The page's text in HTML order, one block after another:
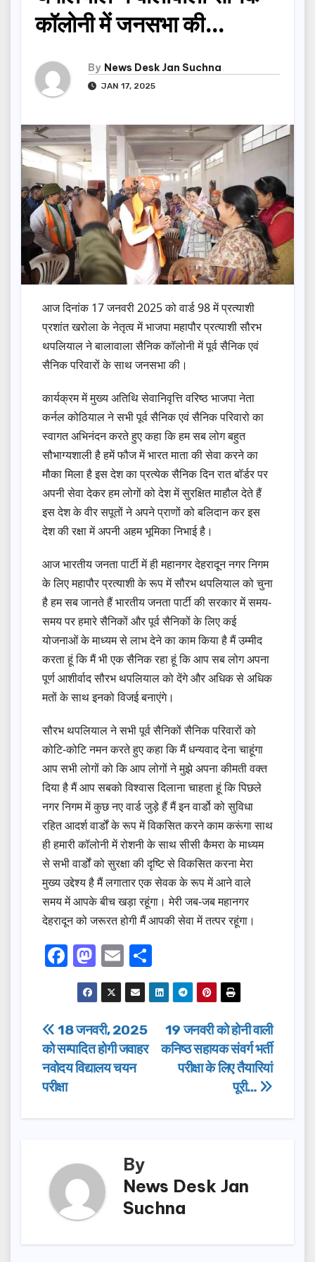
कॉलोनी में जनसभा की…
By News Desk Jan Suchna
JAN 17, 2025
आज दिनांक 17 जनवरी 2025 को वार्ड 98 में प्रत्याशी
प्रशांत खरोला के नेतृत्व में भाजपा महापौर प्रत्याशी सौरभ
थपलियाल ने बालावाला सैनिक कॉलोनी में पूर्व सैनिक एवं
सैनिक परिवारों के साथ जनसभा की।
कार्यक्रम में मुख्य अतिथि सेवानिवृत्ति वरिष्ठ भाजपा नेता
कर्नल कोठियाल ने सभी पूर्व सैनिक एवं सैनिक परिवारो का
स्वागत अभिनंदन करते हुए कहा कि हम सब लोग बहुत
सौभाग्यशाली है हमें फौज में भारत माता की सेवा करने का
मौका मिला है इस देश का प्रत्येक सैनिक दिन रात बॉर्डर पर
अपनी सेवा देकर हम लोगों को देश में सुरक्षित माहौल देते हैं
इस देश के वीर सपूतों ने अपने प्राणों को बलिदान कर इस
देश की रक्षा में अपनी अहम भूमिका निभाई है।
आज भारतीय जनता पार्टी में ही महानगर देहरादून नगर निगम
के लिए महापौर प्रत्याशी के रूप में सौरभ थपलियाल को चुना
है हम सब जानते हैं भारतीय जनता पार्टी की सरकार में समय-
समय पर हमारे सैनिकों और पूर्व सैनिकों के लिए कई
योजनाओं के माध्यम से लाभ देने का काम किया है मैं उम्मीद
करता हूं कि मैं भी एक सैनिक रहा हूं कि आप सब लोग अपना
पूर्ण आशीर्वाद सौरभ थपलियाल को देंगे और अधिक से अधिक
मतों के साथ इनको विजई बनाएंगे।
सौरभ थपलियाल ने सभी पूर्व सैनिकों सैनिक परिवारों को
कोटि-कोटि नमन करते हुए कहा कि मैं धन्यवाद देना चाहूंगा
आप सभी लोगों को कि आप लोगों ने मुझे अपना कीमती वक्त
दिया है मैं आप सबको विश्वास दिलाना चाहता हूं कि पिछले
नगर निगम में कुछ नए वार्ड जुड़े हैं मैं इन वार्डो को सुविधा
रहित आदर्श वार्डों के रूप में विकसित करने काम करूंगा साथ
ही हमारी कॉलोनी में रोशनी के साथ सीसी कैमरा के माध्यम
से सभी वार्डों को सुरक्षा की दृष्टि से विकसित करना मेरा
मुख्य उद्देश्य है मैं लगातार एक सेवक के रूप में आने वाले
समय में आपके बीच खड़ा रहूंगा। मेरी जब-जब महानगर
देहरादून को जरूरत होगी मैं आपकी सेवा में तत्पर रहूंगा।
F
a
c
e
b
o
o
k
M
a
st
o
d
o
E
m
ail
h
ar
Post
navigation
19 जनवरी को होनी वाली
कनिष्ठ सहायक संवर्ग भर्ती
परीक्षा के लिए तैयारियां
पूरी…
18 जनवरी, 2025
को सम्पादित होगी जवाहर
नवोदय विद्यालय चयन
परीक्षा
By
News Desk Jan
Suchna